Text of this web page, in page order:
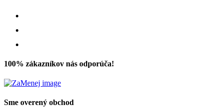
100% zákazníkov nás odporúča!
Sme overený obchod